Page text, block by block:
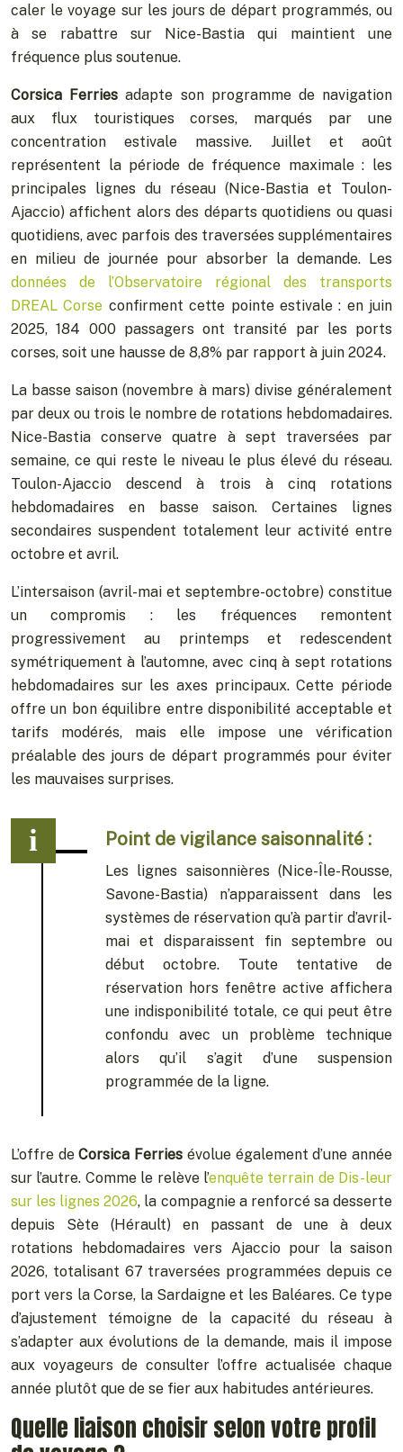
caler le voyage sur les jours de départ programmés, ou
à se rabattre sur Nice-Bastia qui maintient une
fréquence plus soutenue.
Corsica Ferries adapte son programme de navigation
aux flux touristiques corses, marqués par une
concentration estivale massive. Juillet et août
représentent la période de fréquence maximale : les
principales lignes du réseau (Nice-Bastia et Toulon-
Ajaccio) affichent alors des départs quotidiens ou quasi
quotidiens, avec parfois des traversées supplémentaires
en milieu de journée pour absorber la demande. Les
données de l’Observatoire régional des transports
DREAL Corse confirment cette pointe estivale : en juin
2025, 184 000 passagers ont transité par les ports
corses, soit une hausse de 8,8% par rapport à juin 2024.
La basse saison (novembre à mars) divise généralement
par deux ou trois le nombre de rotations hebdomadaires.
Nice-Bastia conserve quatre à sept traversées par
semaine, ce qui reste le niveau le plus élevé du réseau.
Toulon-Ajaccio descend à trois à cinq rotations
hebdomadaires en basse saison. Certaines lignes
secondaires suspendent totalement leur activité entre
octobre et avril.
L’intersaison (avril-mai et septembre-octobre) constitue
un compromis : les fréquences remontent
progressivement au printemps et redescendent
symétriquement à l’automne, avec cinq à sept rotations
hebdomadaires sur les axes principaux. Cette période
offre un bon équilibre entre disponibilité acceptable et
tarifs modérés, mais elle impose une vérification
préalable des jours de départ programmés pour éviter
les mauvaises surprises.
Point de vigilance saisonnalité :
Les lignes saisonnières (Nice-Île-Rousse,
Savone-Bastia) n’apparaissent dans les
systèmes de réservation qu’à partir d’avril-
mai et disparaissent fin septembre ou
début octobre. Toute tentative de
réservation hors fenêtre active affichera
une indisponibilité totale, ce qui peut être
confondu avec un problème technique
alors qu’il s’agit d’une suspension
programmée de la ligne.
L’offre deCorsica Ferries évolue également d’une année
sur l’autre. Comme le relève l’enquête terrain de Dis-leur
sur les lignes 2026, la compagnie a renforcé sa desserte
depuis Sète (Hérault) en passant de une à deux
rotations hebdomadaires vers Ajaccio pour la saison
2026, totalisant 67 traversées programmées depuis ce
port vers la Corse, la Sardaigne et les Baléares. Ce type
d’ajustement témoigne de la capacité du réseau à
s’adapter aux évolutions de la demande, mais il impose
aux voyageurs de consulter l’offre actualisée chaque
année plutôt que de se fier aux habitudes antérieures.
Quelle liaison choisir selon votre profil